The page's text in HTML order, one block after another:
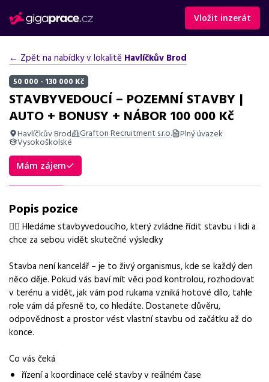
Vložit inzerát
← Zpět na nabídky v lokalitě Havlíčkův Brod
50 000 - 130 000 Kč
STAVBYVEDOUCÍ – POZEMNÍ STAVBY |
AUTO + BONUSY + NÁBOR 100 000 Kč
Havlíčkův Brod Grafton Recruitment s.r.o. Plný úvazek
Vysokoškolské
Shrnutí nabídky
Nabídka práce stavbyvedoucí v Havlíčkově Brodě s bonusem
Základní informace
Pozice
Normalizovaná profese
stavbyvedoucí
Obor / skupina
stavebnictví
Lokalita nabídky
Havlíčkův Brod
Mám zájem
Popis pozice
👷‍♂️ Hledáme stavbyvedoucího, který zvládne řídit stavbu i lidi a
chce za sebou vidět skutečné výsledky
Stavba není kancelář – je to živý organismus, kde se každý den
něco děje. Pokud vás baví mít věci pod kontrolou, rozhodovat
v terénu a vidět, jak vám pod rukama vzniká hotové dílo, tahle
role vám dá přesně to, co hledáte. Dostanete důvěru,
odpovědnost a prostor vést vlastní stavbu od začátku až do
konce.
Co vás čeká
řízení a koordinace celé stavby v reálném čase